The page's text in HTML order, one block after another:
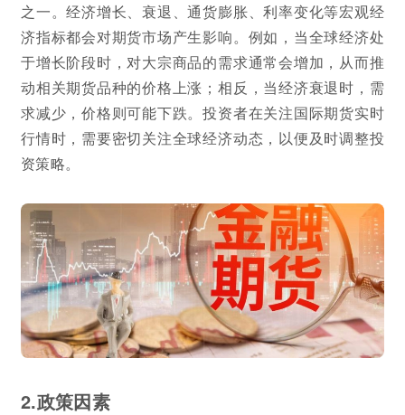
之一。经济增长、衰退、通货膨胀、利率变化等宏观经
济指标都会对期货市场产生影响。例如，当全球经济处
于增长阶段时，对大宗商品的需求通常会增加，从而推
动相关期货品种的价格上涨；相反，当经济衰退时，需
求减少，价格则可能下跌。投资者在关注国际期货实时
行情时，需要密切关注全球经济动态，以便及时调整投
资策略。
2.政策因素